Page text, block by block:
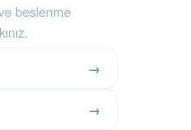
beslenme
→
→